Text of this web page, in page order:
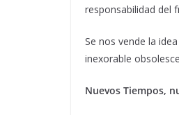
responsabilidad del
Se nos vende la
inexorable
Nuevos Tiempos,